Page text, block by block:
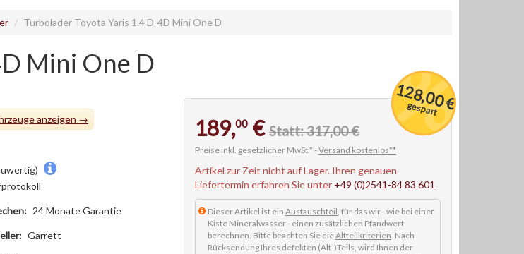
Turbolader Toyota Yaris 1.4 D-4D Mini One D
Mini One D
24 Monate Garantie
Garrett
128,00 €
gespart
189,00 € Statt: 317,00 €
Preise inkl. gesetzlicher MwSt.* -Versand kostenlos**
Artikel zur Zeit nicht auf Lager. Ihren genauen
Liefertermin erfahren Sie unter +49 (0)2541-84 83 601
Dieser Artikel ist ein Austauschteil, für das wir - wie bei einer
Kiste Mineralwasser - einen zusätzlichen Pfandwert
berechnen. Bitte beachten Sie dieAltteilkriterien. Nach
Rücksendung Ihres defekten (Alt-)Teils, wird Ihnen der